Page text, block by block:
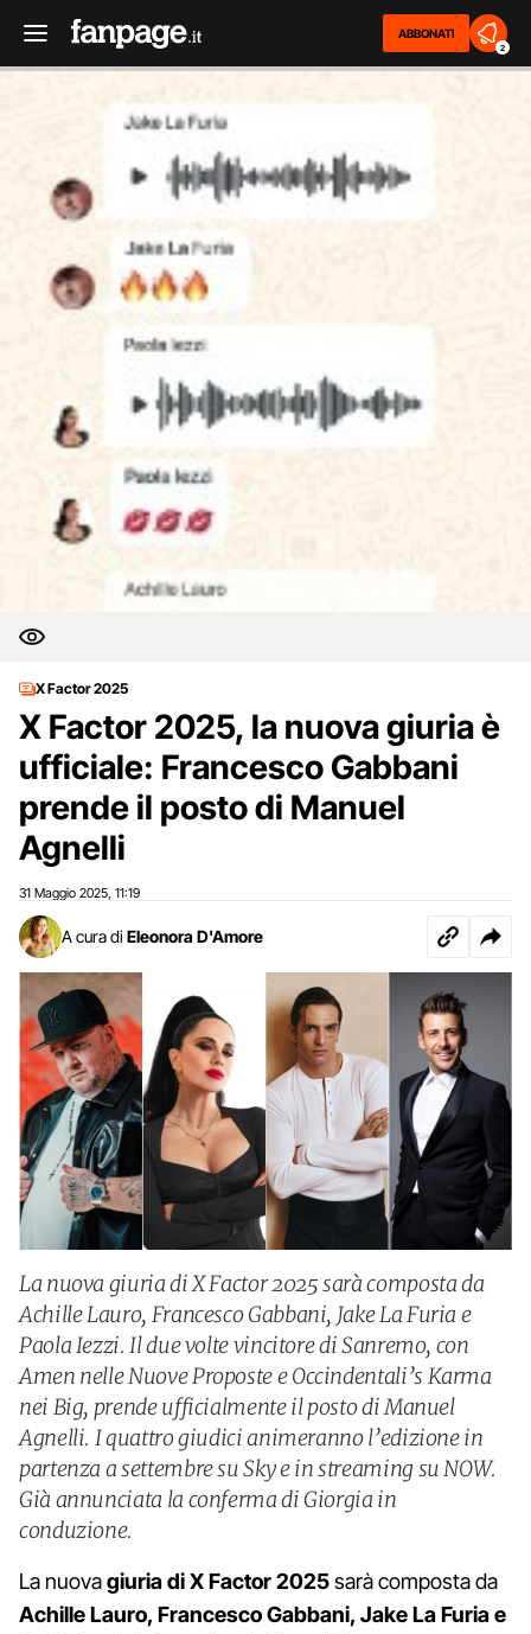
ABBONATI
2
X Factor 2025
X Factor 2025, la nuova giuria è
ufficiale: Francesco Gabbani
prende il posto di Manuel
Agnelli
31 Maggio 2025 11:19
A cura di Eleonora D'Amore
La nuova giuria di X Factor 2025 sarà composta da
Achille Lauro, Francesco Gabbani, Jake La Furia e
Paola Iezzi. Il due volte vincitore di Sanremo, con
Amen nelle Nuove Proposte e Occindentali’s Karma
nei Big, prende ufficialmente il posto di Manuel
Agnelli. I quattro giudici animeranno l’edizione in
partenza a settembre su Sky e in streaming su NOW.
Già annunciata la conferma di Giorgia in
conduzione.
La nuovagiuria di X Factor 2025sarà composta da
Achille Lauro, Francesco Gabbani, Jake La Furia e